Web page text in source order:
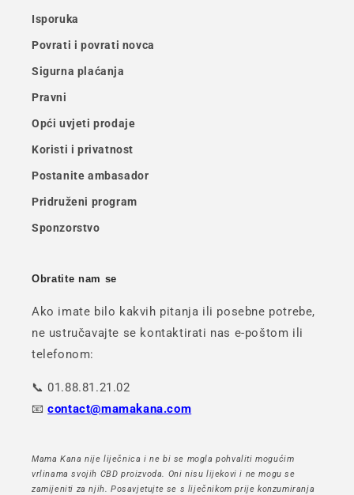
Isporuka
Povrati i povrati novca
Sigurna plaćanja
Pravni
Opći uvjeti prodaje
Koristi i privatnost
Postanite ambasador
Pridruženi program
Sponzorstvo
Obratite nam se
Ako imate bilo kakvih pitanja ili posebne potrebe,
ne ustručavajte se kontaktirati nas e-poštom ili
telefonom:
📞 01.88.81.21.02
📧contact@mamakana.com
Mama Kana nije liječnica i ne bi se mogla pohvaliti mogućim
vrlinama svojih CBD proizvoda. Oni nisu lijekovi i ne mogu se
zamijeniti za njih. Posavjetujte se s liječnikom prije konzumiranja